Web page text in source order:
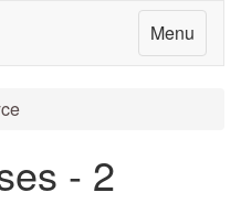
Menu
- 2